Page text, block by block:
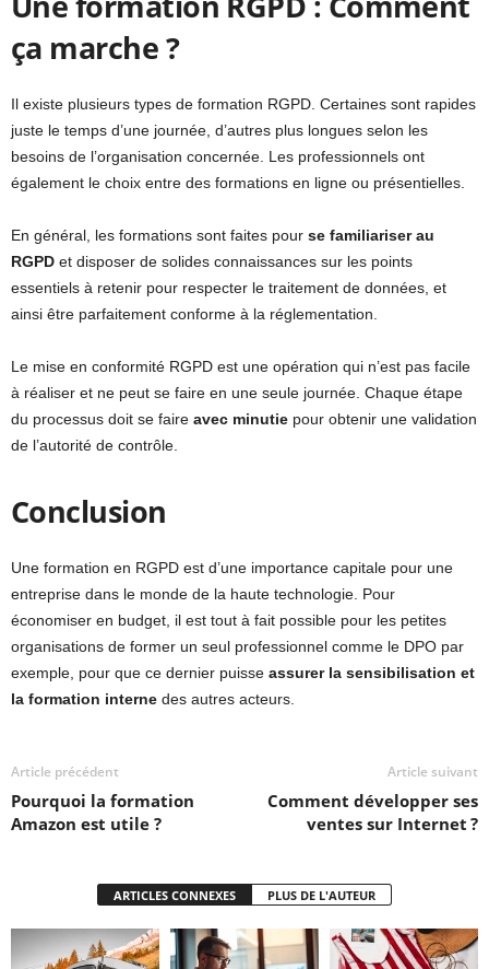
ça marche ?
Il existe plusieurs types de formation RGPD. Certaines sont rapides
juste le temps d’une journée, d’autres plus longues selon les
besoins de l’organisation concernée. Les professionnels ont
également le choix entre des formations en ligne ou présentielles.
En général, les formations sont faites pour se familiariser au
RGPD et disposer de solides connaissances sur les points
essentiels à retenir pour respecter le traitement de données, et
ainsi être parfaitement conforme à la réglementation.
Le mise en conformité RGPD est une opération qui n’est pas facile
à réaliser et ne peut se faire en une seule journée. Chaque étape
du processus doit se faire avec minutie pour obtenir une validation
de l’autorité de contrôle.
Conclusion
Une formation en RGPD est d’une importance capitale pour une
entreprise dans le monde de la haute technologie. Pour
économiser en budget, il est tout à fait possible pour les petites
organisations de former un seul professionnel comme le DPO par
exemple, pour que ce dernier puisse assurer la sensibilisation et
la formation interne des autres acteurs.
Article précédent
Pourquoi la formation
Amazon est utile ?
Article suivant
Comment développer ses
ventes sur Internet ?
ARTICLES CONNEXES PLUS DE L'AUTEUR